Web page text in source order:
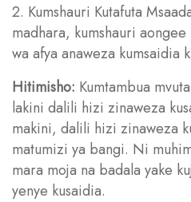
2. Kumshauri Kutafuta
madhara, kumshauri
wa afya anaweza kumsaidia
Hitimisho: Kumtambua
lakini dalili hizi zinaweza
makini, dalili hizi zinaweza
matumizi ya bangi. Ni
mara moja na badala yake
yenye kusaidia.